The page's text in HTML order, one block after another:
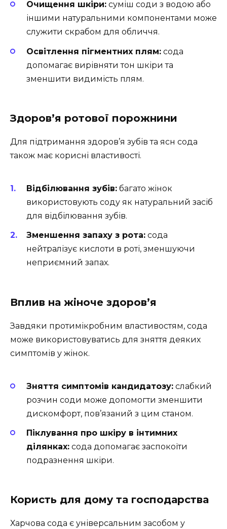
Очищення шкіри: суміш соди з водою або
іншими натуральними компонентами може
служити скрабом для обличчя.
Освітлення пігментних плям: сода
допомагає вирівняти тон шкіри та
зменшити видимість плям.
Здоров’я ротової порожнини
Для підтримання здоров’я зубів та ясн сода
також має корисні властивості.
Відбілювання зубів: багато жінок
використовують соду як натуральний засіб
для відбілювання зубів.
Зменшення запаху з рота: сода
нейтралізує кислоти в роті, зменшуючи
неприємний запах.
Вплив на жіноче здоров’я
Завдяки протимікробним властивостям, сода
може використовуватись для зняття деяких
симптомів у жінок.
Зняття симптомів кандидатозу: слабкий
розчин соди може допомогти зменшити
дискомфорт, пов’язаний з цим станом.
Піклування про шкіру в інтимних
ділянках: сода допомагає заспокоїти
подразнення шкіри.
Користь для дому та господарства
Харчова сода є універсальним засобом у